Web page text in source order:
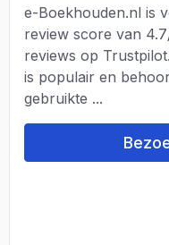
e-Boekhouden.nl is
review score van
reviews op
is populair en
gebruikte ...